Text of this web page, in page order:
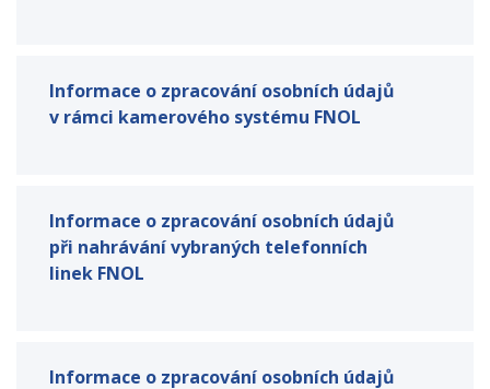
Informace o zpracování osobních údajů
v rámci kamerového systému FNOL
Informace o zpracování osobních údajů
při nahrávání vybraných telefonních
linek FNOL
Informace o zpracování osobních údajů